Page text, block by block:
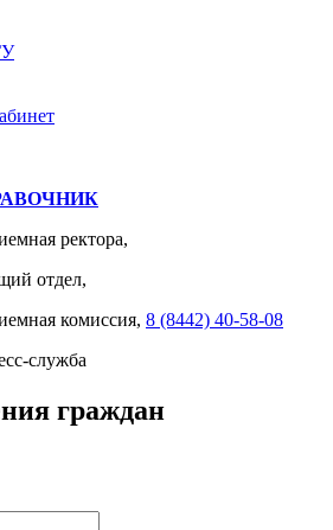
ректора,
отдел,
комиссия, 8 (8442) 40-58-08
служба
граждан